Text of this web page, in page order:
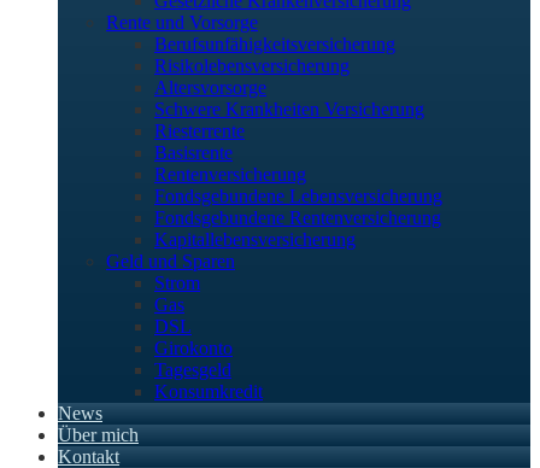
Rente und Vorsorge
Berufs­unfähigkeitsversicherung
Risikolebensversicherung
Altersvorsorge
Schwere Krankheiten Versicherung
Riesterrente
Basisrente
Rentenversicherung
Fondsgebundene Lebensversicherung
Fondsgebundene Rentenversicherung
Kapitallebensversicherung
Geld und Sparen
Strom
Gas
DSL
Girokonto
Tagesgeld
Konsumkredit
News
Über mich
Kontakt